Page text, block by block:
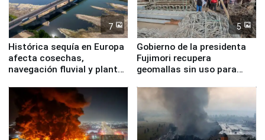
7
Histórica sequía en Europa
afecta cosechas,
navegación fluvial y plantas
5
Gobierno de la presidenta
Fujimori recupera
geomallas sin uso para
Fenómeno El Niño